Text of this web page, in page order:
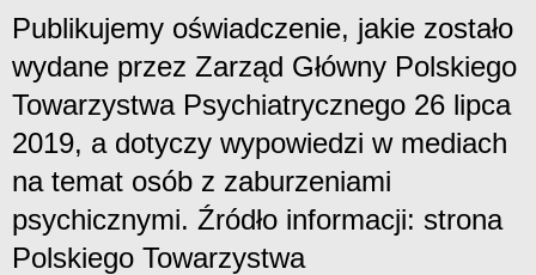
Publikujemy oświadczenie, jakie zostało
wydane przez Zarząd Główny Polskiego
Towarzystwa Psychiatrycznego 26 lipca
2019, a dotyczy wypowiedzi w mediach
na temat osób z zaburzeniami
psychicznymi. Źródło informacji: strona
Polskiego Towarzystwa